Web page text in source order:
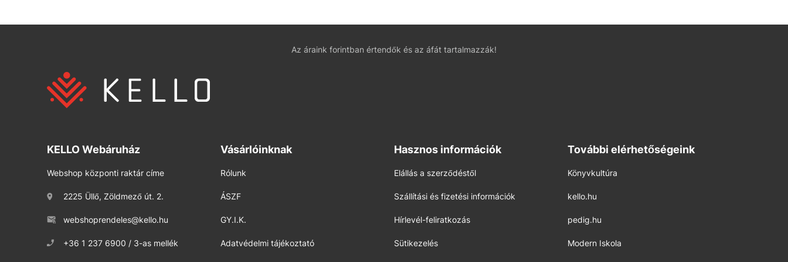
Az áraink forintban értendők és az áfát tartalmazzák!
KELLO Webáruház
Webshop központi raktár címe
2225 Üllő, Zöldmező út. 2.
webshoprendeles@kello.hu
+36 1 237 6900 / 3-as mellék
Vásárlóinknak
Rólunk
ÁSZF
GY.I.K.
Adatvédelmi tájékoztató
Hasznos információk
Elállás a szerződéstől
Szállítási és fizetési információk
Hírlevél-feliratkozás
Sütikezelés
További elérhetőségeink
Könyvkultúra
kello.hu
pedig.hu
Modern Iskola